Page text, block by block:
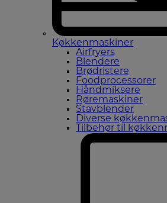
Køkkenmaskiner
Airfryers
Blendere
Brødristere
Foodprocessorer
Håndmiksere
Røremaskiner
Stavblender
Diverse
Tilbehør til